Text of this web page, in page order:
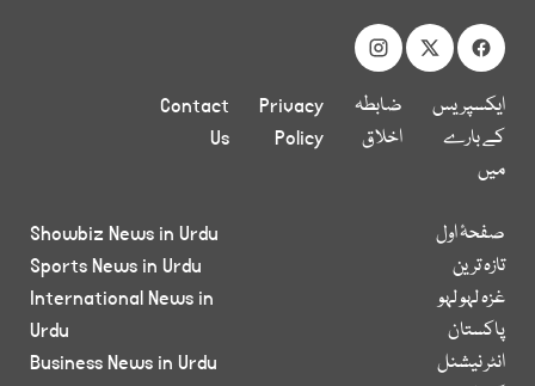
ایکسپریس
کے بارے
میں
ضابطہ
اخلاق
Privacy
Policy
Contact
Us
صفحۂ اول
تازہ ترین
غزہ لہو لہو
پاکستان
انٹر نیشنل
Showbiz News in Urdu
Sports News in Urdu
International News in
Urdu
Business News in Urdu